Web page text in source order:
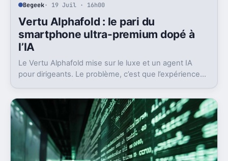
Begeek· 19 Juil · 16h00
Vertu Alphafold : le pari du
smartphone ultra-premium dopé à
l’IA
Le Vertu Alphafold mise sur le luxe et un agent IA
pour dirigeants. Le problème, c’est que l’expérience